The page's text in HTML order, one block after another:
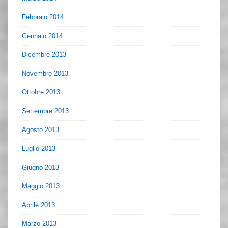
Febbraio 2014
Gennaio 2014
Dicembre 2013
Novembre 2013
Ottobre 2013
Settembre 2013
Agosto 2013
Luglio 2013
Giugno 2013
Maggio 2013
Aprile 2013
Marzo 2013